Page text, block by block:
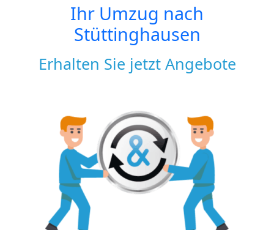
Ihr Umzug nach
Stüttinghausen
Erhalten Sie jetzt Angebote